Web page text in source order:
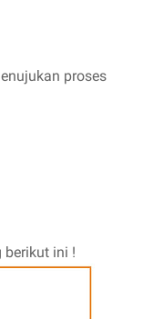
proses
berikut ini !